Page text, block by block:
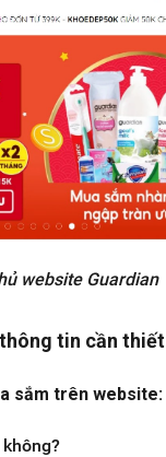
website Guardian
tin cần thiết
sắm trên website: